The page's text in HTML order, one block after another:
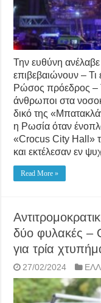
Την ευθύνη
επιβεβαιώνουν – Τι
Ρώσος πρόεδρος –
άνθρωποι στα
δικό της
η Ρωσία όταν
«Crocus City Hall»
και εκτέλεσαν εν
Read More »
δύο φυλακές –
για τρία
27/02/2024